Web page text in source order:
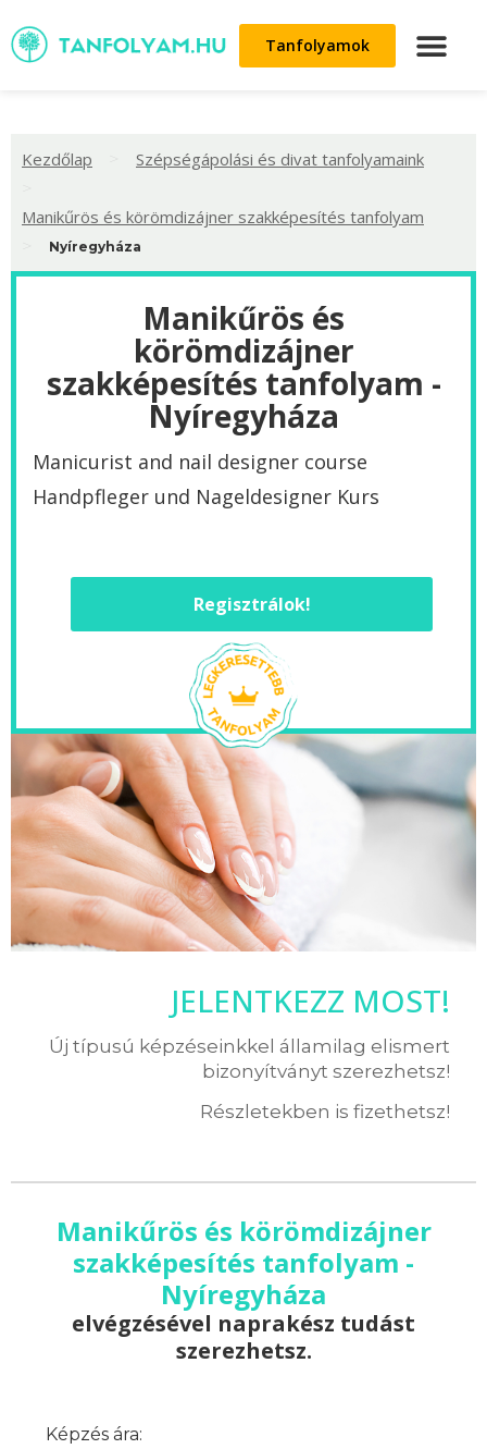
Tanfolyamok
Kezdőlap Szépségápolási és divat tanfolyamaink
Manikűrös és körömdizájner szakképesítés tanfolyam
Nyíregyháza
Manikűrös és
körömdizájner
szakképesítés tanfolyam -
Nyíregyháza
Manicurist and nail designer course
Handpfleger und Nageldesigner Kurs
Regisztrálok!
JELENTKEZZ MOST!
Új típusú képzéseinkkel államilag elismert
bizonyítványt szerezhetsz!
Részletekben is fizethetsz!
Manikűrös és körömdizájner
szakképesítés tanfolyam -
Nyíregyháza
elvégzésével naprakész tudást
szerezhetsz.
Képzés ára: